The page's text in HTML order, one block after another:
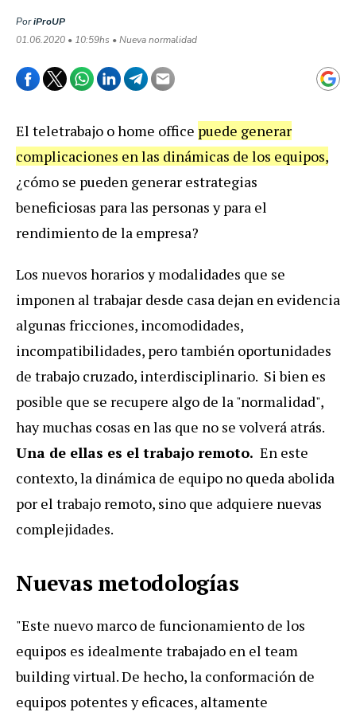
PoriProUP
01.06.2020 • 10:59hs • Nueva normalidad
El teletrabajo o home office puede generar
complicaciones en las dinámicas de los equipos,
¿cómo se pueden generar estrategias
beneficiosas para las personas y para el
rendimiento de la empresa?
Los nuevos horarios y modalidades que se
imponen al trabajar desde casa dejan en evidencia
algunas fricciones, incomodidades,
incompatibilidades, pero también oportunidades
de trabajo cruzado, interdisciplinario. Si bien es
posible que se recupere algo de la "normalidad",
hay muchas cosas en las que no se volverá atrás.
Una de ellas es el trabajo remoto. En este
contexto, la dinámica de equipo no queda abolida
por el trabajo remoto, sino que adquiere nuevas
complejidades.
Nuevas metodologías
"Este nuevo marco de funcionamiento de los
equipos es idealmente trabajado en el team
building virtual. De hecho, la conformación de
equipos potentes y eficaces, altamente